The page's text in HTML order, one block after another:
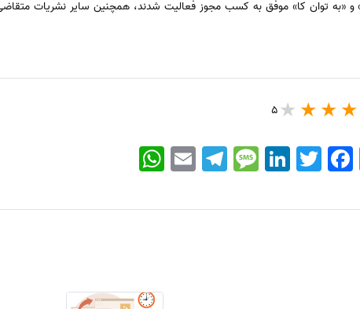
توان کا» موفق به کسب مجوز فعالیت شدند، همچنین سایر نشریات متقاضی
5
WhatsApp EmailTelegramMessageLinkedIn TwitterFacebook